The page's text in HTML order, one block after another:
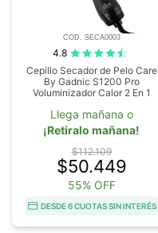
COD. SECA0003
4.8
Cepillo Secador de Pelo Care
By Gadnic S1200 Pro
Voluminizador Calor 2 En 1
Llega mañana o
¡Retiralo mañana!
$112.109
$50.449
55% OFF
DESDE 6 CUOTAS SIN INTERÉS